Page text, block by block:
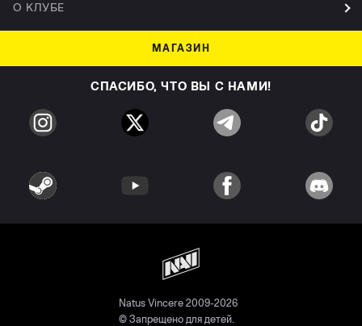
О КЛУБЕ
МАГАЗИН
СПАСИБО, ЧТО ВЫ С НАМИ!
Natus Vincere 2009-2026
© Запрещено для детей.